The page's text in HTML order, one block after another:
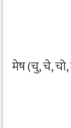
मेष (चु, चे,